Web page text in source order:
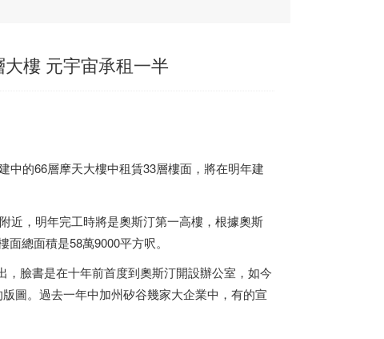
樓 元宇宙承租一半
中的66層摩天大樓中租賃33層樓面，將在明年建
近，明年完工時將是奧斯汀第一高樓，根據奧斯
總面積是58萬9000平方呎。
，臉書是在十年前首度到奧斯汀開設辦公室，如今
圖。過去一年中加州矽谷幾家大企業中，有的宣